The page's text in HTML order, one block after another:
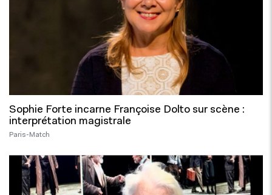
Sophie Forte incarne Françoise Dolto sur scène :
interprétation magistrale
Paris-Match